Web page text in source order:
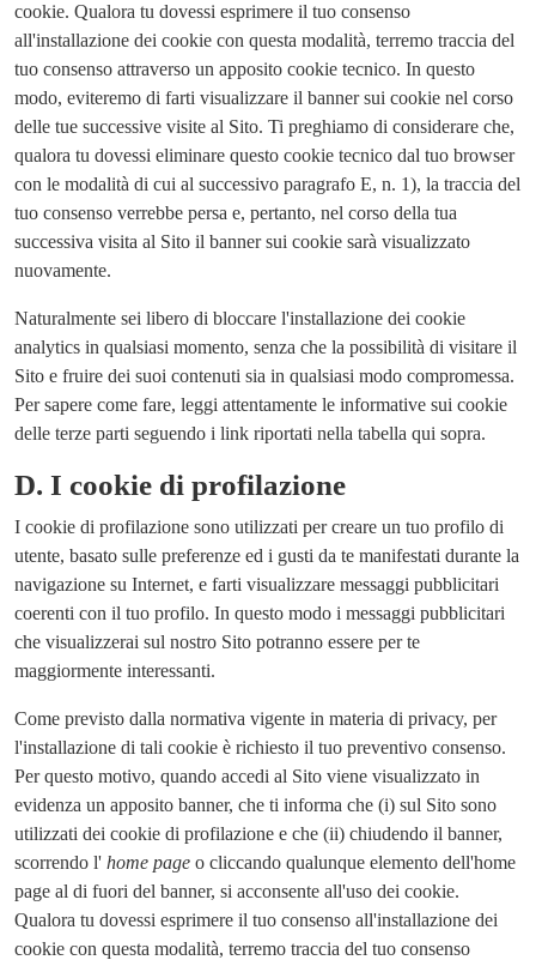
cookie. Qualora tu dovessi esprimere il tuo consenso
all'installazione dei cookie con questa modalità, terremo traccia del
tuo consenso attraverso un apposito cookie tecnico. In questo
modo, eviteremo di farti visualizzare il banner sui cookie nel corso
delle tue successive visite al Sito. Ti preghiamo di considerare che,
qualora tu dovessi eliminare questo cookie tecnico dal tuo browser
con le modalità di cui al successivo paragrafo E, n. 1), la traccia del
tuo consenso verrebbe persa e, pertanto, nel corso della tua
successiva visita al Sito il banner sui cookie sarà visualizzato
nuovamente.
Naturalmente sei libero di bloccare l'installazione dei cookie
analytics in qualsiasi momento, senza che la possibilità di visitare il
Sito e fruire dei suoi contenuti sia in qualsiasi modo compromessa.
Per sapere come fare, leggi attentamente le informative sui cookie
delle terze parti seguendo i link riportati nella tabella qui sopra.
D. I cookie di profilazione
I cookie di profilazione sono utilizzati per creare un tuo profilo di
utente, basato sulle preferenze ed i gusti da te manifestati durante la
navigazione su Internet, e farti visualizzare messaggi pubblicitari
coerenti con il tuo profilo. In questo modo i messaggi pubblicitari
che visualizzerai sul nostro Sito potranno essere per te
maggiormente interessanti.
Come previsto dalla normativa vigente in materia di privacy, per
l'installazione di tali cookie è richiesto il tuo preventivo consenso.
Per questo motivo, quando accedi al Sito viene visualizzato in
evidenza un apposito banner, che ti informa che (i) sul Sito sono
utilizzati dei cookie di profilazione e che (ii) chiudendo il banner,
scorrendo l' home page o cliccando qualunque elemento dell'home
page al di fuori del banner, si acconsente all'uso dei cookie.
Qualora tu dovessi esprimere il tuo consenso all'installazione dei
cookie con questa modalità, terremo traccia del tuo consenso